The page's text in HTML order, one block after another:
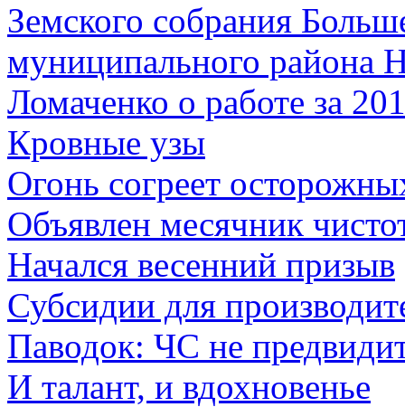
Земского собрания
муниципального района
Ломаченко о работе за
Кровные узы
Огонь согреет
Объявлен месячник
Начался весенний призыв
Субсидии для
Паводок: ЧС не
И талант, и вдохновенье